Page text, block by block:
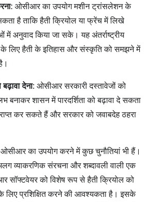
ओसीआर का उपयोग मशीन ट्रांसलेशन के
है ताकि हैती क्रियोल या फ्रेंच में लिखे
में अनुवाद किया जा सके। यह अंतर्राष्ट्रीय
लिए हैती के इतिहास और संस्कृति को समझने में
देना: ओसीआर सरकारी दस्तावेजों को
शासन में पारदर्शिता को बढ़ावा दे सकता
कर सकते हैं और सरकार को जवाबदेह ठहरा
ओसीआर का उपयोग करने में कुछ चुनौतियां भी हैं।
व्याकरणिक संरचना और शब्दावली वाली एक
सॉफ्टवेयर को विशेष रूप से हैती क्रियोल को
प्रशिक्षित करने की आवश्यकता है। इसके